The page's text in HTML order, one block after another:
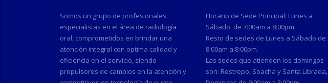
Somos un grupo de profesionales
especialistas en el área de radiología
oral, comprometidos en brindar una
atención integral con optima calidad y
eficiencia en el servicio, siendo
propulsores de cambios en la atención y
Horario de Sede Principal: Lunes a
Sábado, de 7:00am a 8:00pm.
Resto de sedes de Lunes a Sábado de
8:00am a 8:00pm.
Las sedes que atienden los domingos
son: Restrepo, Soacha y Santa Librada,